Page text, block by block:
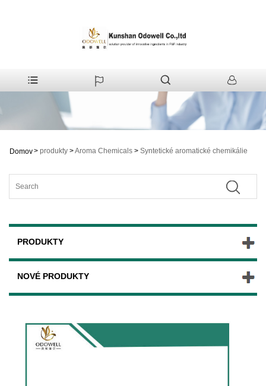
Domov> produkty >Aroma Chemicals > Syntetické aromatické chemikálie
PRODUKTY
NOVÉ PRODUKTY